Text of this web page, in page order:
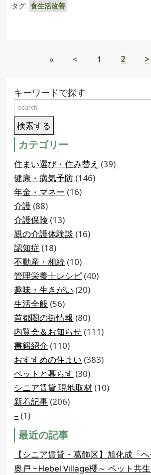
タグ: 食生活改善
« < 1 2 >
キーワードで探す
カテゴリー
住まい選び・住み替え (39)
健康・病気予防 (146)
年金・マネー (16)
介護 (88)
介護保険 (13)
親の介護体験談 (16)
認知症 (18)
不動産・相続 (10)
管理栄養士レシピ (40)
趣味・生きがい (20)
生活全般 (56)
首都圏の街情報 (80)
内覧会＆お知らせ (111)
書籍紹介 (110)
おすすめの住まい (383)
ペットと暮らす (30)
シニア賃貸 現地取材 (10)
新着記事 (206)
– (1)
最近の記事
【シニア賃貸・葛飾区】旭化成「
奥戸 ~Hebel Village櫻～ ペット共